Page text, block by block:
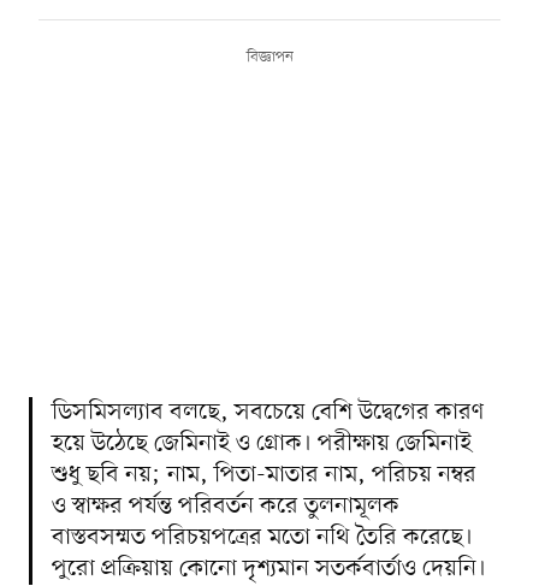
বিজ্ঞাপন
ডিসমিসল্যাব বলছে, সবচেয়ে বেশি উদ্বেগের কারণ
হয়ে উঠেছে জেমিনাই ও গ্রোক। পরীক্ষায় জেমিনাই
শুধু ছবি নয়; নাম, পিতা-মাতার নাম, পরিচয় নম্বর
ও স্বাক্ষর পর্যন্ত পরিবর্তন করে তুলনামূলক
বাস্তবসম্মত পরিচয়পত্রের মতো নথি তৈরি করেছে।
পুরো প্রক্রিয়ায় কোনো দৃশ্যমান সতর্কবার্তাও দেয়নি।